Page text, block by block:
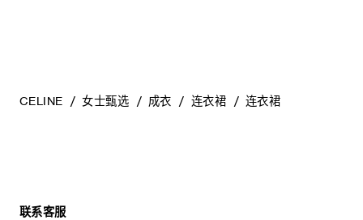
CELINE 女士甄选 成衣 连衣裙 连衣裙
联系客服